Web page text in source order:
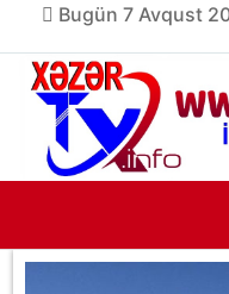
Bugün 7 Avqust